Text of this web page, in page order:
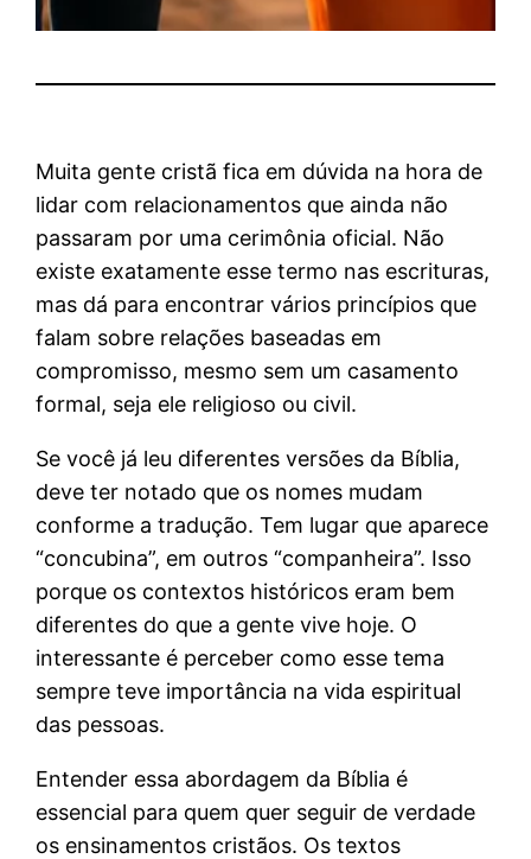
Muita gente cristã fica em dúvida na hora de
lidar com relacionamentos que ainda não
passaram por uma cerimônia oficial. Não
existe exatamente esse termo nas escrituras,
mas dá para encontrar vários princípios que
falam sobre relações baseadas em
compromisso, mesmo sem um casamento
formal, seja ele religioso ou civil.
Se você já leu diferentes versões da Bíblia,
deve ter notado que os nomes mudam
conforme a tradução. Tem lugar que aparece
“concubina”, em outros “companheira”. Isso
porque os contextos históricos eram bem
diferentes do que a gente vive hoje. O
interessante é perceber como esse tema
sempre teve importância na vida espiritual
das pessoas.
Entender essa abordagem da Bíblia é
essencial para quem quer seguir de verdade
os ensinamentos cristãos. Os textos